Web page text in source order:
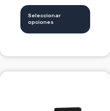
Seleccionar
opciones
página
de
producto